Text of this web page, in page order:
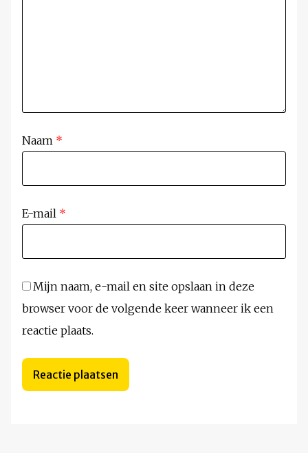
Naam *
E-mail *
Mijn naam, e-mail en site opslaan in deze
browser voor de volgende keer wanneer ik een
reactie plaats.